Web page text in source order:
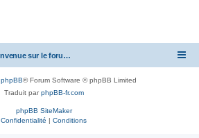
Bienvenue sur le forum des scooters de la gamme SYM
phpBB® Forum Software © phpBB Limited
Traduit parphpBB-fr.com
phpBB SiteMaker
Confidentialité | Conditions